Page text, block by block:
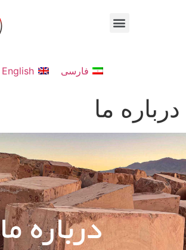
فارسی English
درباره ما
درباره ما